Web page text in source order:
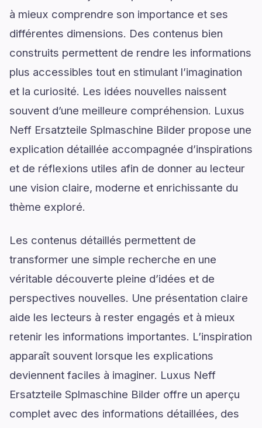
à mieux comprendre son importance et ses
différentes dimensions. Des contenus bien
construits permettent de rendre les informations
plus accessibles tout en stimulant l’imagination
et la curiosité. Les idées nouvelles naissent
souvent d’une meilleure compréhension. Luxus
Neff Ersatzteile Splmaschine Bilder propose une
explication détaillée accompagnée d’inspirations
et de réflexions utiles afin de donner au lecteur
une vision claire, moderne et enrichissante du
thème exploré.
Les contenus détaillés permettent de
transformer une simple recherche en une
véritable découverte pleine d’idées et de
perspectives nouvelles. Une présentation claire
aide les lecteurs à rester engagés et à mieux
retenir les informations importantes. L’inspiration
apparaît souvent lorsque les explications
deviennent faciles à imaginer. Luxus Neff
Ersatzteile Splmaschine Bilder offre un aperçu
complet avec des informations détaillées, des